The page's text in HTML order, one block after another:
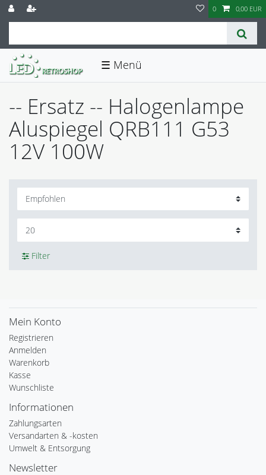
0 0,00 EUR
☰
-- Ersatz -- Halogenlampe
Aluspiegel QRB111 G53
12V 100W
Filter
Mein Konto
Registrieren
Anmelden
Warenkorb
Kasse
Wunschliste
Informationen
Zahlungsarten
Versandarten & -kosten
Umwelt & Entsorgung
Newsletter